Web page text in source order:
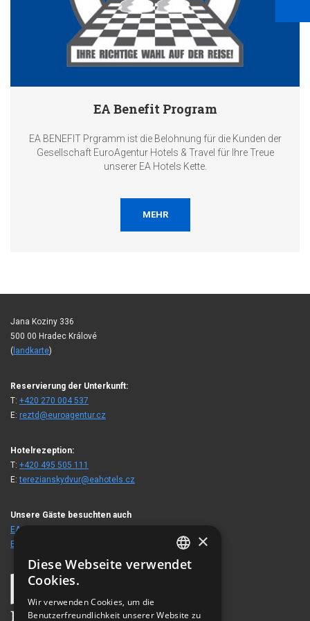
EA Benefit Program
EA BENEFIT Prgramm ist die Belohnung für die Kunden der
Gesellschaft EuroAgentur Hotels & Travel für Ihre Treue
unserer EA Hotels Kette.
MEHR
Jana Koziny 336
500 00 Hradec Králové
( landkarte)
Reservierung der Unterkunft:
T: +420 270 004 537
E: reztd@euroagentur.cz
Hotelrezeption:
T: +420 495 505 111
E:terezianskydvur@eahotels.cz
Unsere Gäste besuchten auch
EA Congress Hotel Aldis
EA Business Hotel Jihlava
CZECH
GERMAN
×
Diese Webseite verwendet
Cookies.
Wir verwenden Cookies, um die
Benutzerfreundlichkeit unserer Website zu